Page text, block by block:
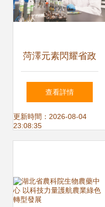
菏澤元素閃耀省政
府工作報告，科技
創新引領發展新篇
查看詳情
更新時間：2026-08-04
23:08:35